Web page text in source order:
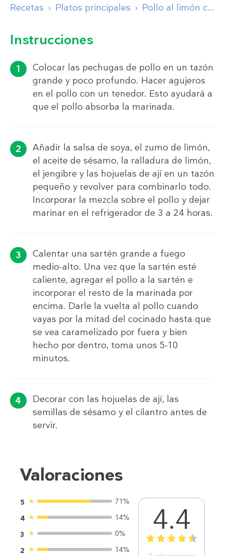
Recetas Platos principales Pollo al limón con jengibre
Instrucciones
Colocar las pechugas de pollo en un tazón
grande y poco profundo. Hacer agujeros
en el pollo con un tenedor. Esto ayudará a
que el pollo absorba la marinada.
Añadir la salsa de soya, el zumo de limón,
el aceite de sésamo, la ralladura de limón,
el jengibre y las hojuelas de ají en un tazón
pequeño y revolver para combinarlo todo.
Incorporar la mezcla sobre el pollo y dejar
marinar en el refrigerador de 3 a 24 horas.
Calentar una sartén grande a fuego
medio-alto. Una vez que la sartén esté
caliente, agregar el pollo a la sartén e
incorporar el resto de la marinada por
encima. Darle la vuelta al pollo cuando
vayas por la mitad del cocinado hasta que
se vea caramelizado por fuera y bien
hecho por dentro, toma unos 5-10
minutos.
Decorar con las hojuelas de ají, las
semillas de sésamo y el cilantro antes de
servir.
Valoraciones
5
71%
4
14%
3
0%
2
14%
4.4
1 2 3 4 5